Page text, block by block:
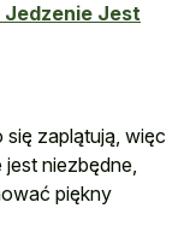
Jedzenie Jest
się zaplątują, więc
niezbędne,
piękny